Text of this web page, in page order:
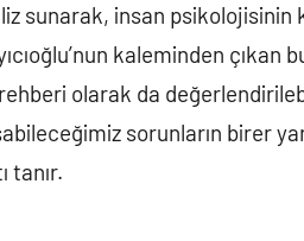
sunarak, insan psikolojisinin
kaleminden çıkan
olarak da
sorunların birer
tanır.